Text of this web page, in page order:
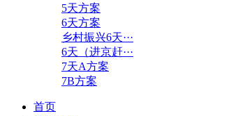
5天方案
6天方案
乡村振兴6天···
6天（进京赶···
7天A方案
7B方案
首页